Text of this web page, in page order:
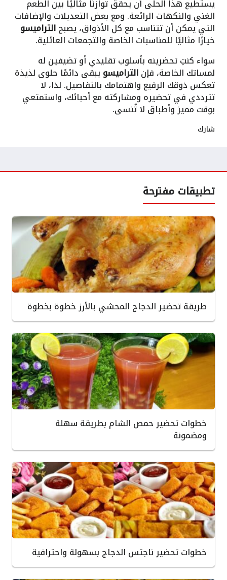
يستطيع هذا الحلى أن يحقق توازنًا مثاليًا بين الطعم
الغني والنكهات الرائعة. ومع بعض التعديلات والإضافات
التي يمكن أن تتناسب مع كل الأذواق، يصبحالتراميسو
خيارًا مثاليًا للمناسبات الخاصة والتجمعات العائلية.
سواء كنتِ تحضرينه بأسلوب تقليدي أو تضيفين له
لمساتك الخاصة، فإنالتراميسويبقى دائمًا حلوى لذيذة
تعكس ذوقك الرفيع واهتمامك بالتفاصيل. لذا، لا
تترددي في تحضيره ومشاركته مع أحبائك، واستمتعي
بوقت مميز وأطباق لا تُنسى.
شارك
تطبيقات مفترحة
طريقة تحضير الدجاج المحشي بالأرز خطوة بخطوة
خطوات تحضير حمص الشام بطريقة سهلة
ومضمونة
خطوات تحضير ناجتس الدجاج بسهولة واحترافية